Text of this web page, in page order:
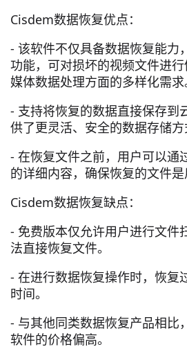
Cisdem数据恢复优点：
- 该软件不仅具备数据恢复能力
功能，可对损坏的视频文件进
媒体数据处理方面的多样化需求
- 支持将恢复的数据直接保存到
供了更灵活、安全的数据存储方
- 在恢复文件之前，用户可以通
的详细内容，确保恢复的文件是
Cisdem数据恢复缺点：
- 免费版本仅允许用户进行文件
法直接恢复文件。
- 在进行数据恢复操作时，恢复
时间。
- 与其他同类数据恢复产品相比
软件的价格偏高。